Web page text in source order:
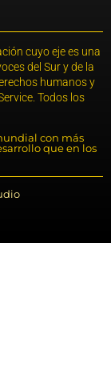
cuyo eje es una
del Sur y de la
humanos y
Todos los
con más
que en los